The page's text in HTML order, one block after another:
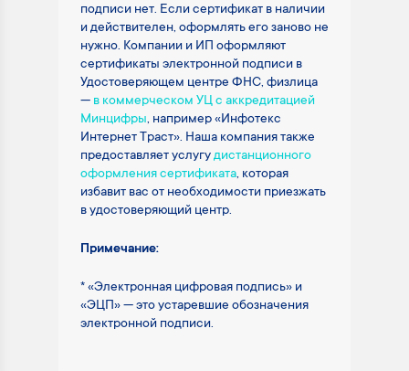
подписи нет. Если сертификат в наличии
и действителен, оформлять его заново не
нужно. Компании и ИП оформляют
сертификаты электронной подписи в
Удостоверяющем центре ФНС, физлица
— в коммерческом УЦ с аккредитацией
Минцифры, например «Инфотекс
Интернет Траст». Наша компания также
предоставляет услугудистанционного
оформления сертификата, которая
избавит вас от необходимости приезжать
в удостоверяющий центр.
Примечание:
* «Электронная цифровая подпись» и
«ЭЦП» — это устаревшие обозначения
электронной подписи.